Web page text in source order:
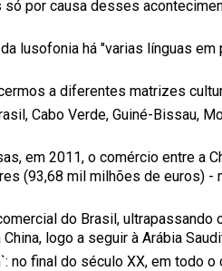
por causa desses
lusofonia há "varias línguas em
a diferentes matrizes
Cabo Verde, Guiné-Bissau,
em 2011, o comércio entre a
(93,68 mil milhões de euros)
do Brasil, ultrapassando
logo a seguir à Arábia
final do século XX, em todo o